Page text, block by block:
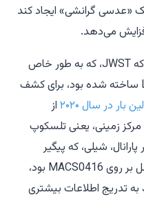
«عدسی گرانشی» ایجاد کند
از قضا، این افزایش آنقدر زیاد است که JWST، که به طور خاص
برای یافتن چیزهایی مانند LAP1-B ساخته شده بود، برای کشف
بار در سال ۲۰۲۰
از
زمینی، یعنی تلسکوپ
شیلی، که پیگیر
مطالعات قبلی تلسکوپ فضایی هابل بر روی MACS0416 بود،
با JWST به تدریج اطلاعات بیشتری